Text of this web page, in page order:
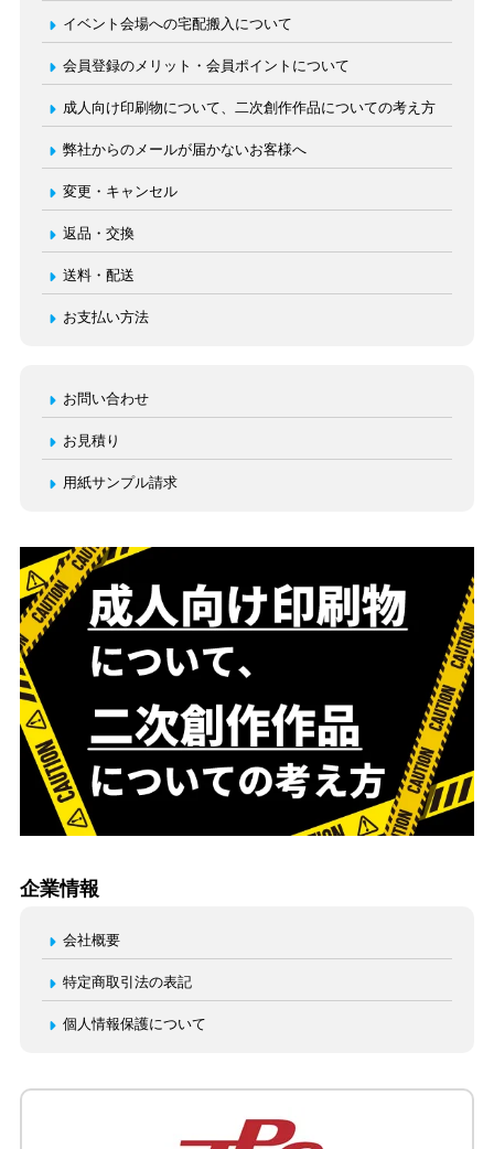
イベント会場への宅配搬入について
会員登録のメリット・会員ポイントについて
成人向け印刷物について、二次創作作品についての考え方
弊社からのメールが届かないお客様へ
変更・キャンセル
返品・交換
送料・配送
お支払い方法
お問い合わせ
お見積り
用紙サンプル請求
企業情報
会社概要
特定商取引法の表記
個人情報保護について